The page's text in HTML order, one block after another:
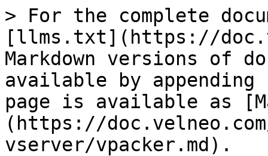
> For the complete
[llms.txt](https://
Markdown versions of
available by
page is available as
(https://
vserver/vpacker.md).